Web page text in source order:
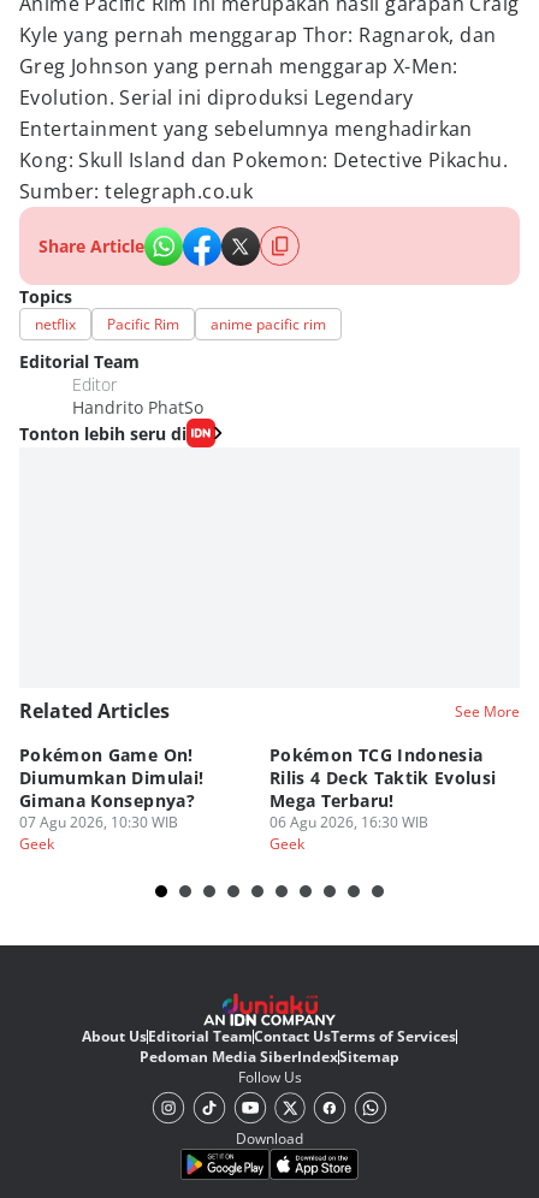
Kyle yang pernah menggarap Thor: Ragnarok, dan
Greg Johnson yang pernah menggarap X-Men:
Evolution. Serial ini diproduksi Legendary
Entertainment yang sebelumnya menghadirkan
Kong: Skull Island dan Pokemon: Detective Pikachu.
Sumber: telegraph.co.uk
Share Article
Topics
netflix Pacific Rim anime pacific rim
Editorial Team
Editor
Handrito PhatSo
Tonton lebih seru di
Related Articles See More
Pokémon Game On!
Diumumkan Dimulai!
Gimana Konsepnya?
07 Agu 2026, 10:30 WIB
Geek
Pokémon TCG Indonesia
Rilis 4 Deck Taktik Evolusi
Mega Terbaru!
06 Agu 2026, 16:30 WIB
Geek
About UsEditorial TeamContact UsTerms of Services
Pedoman Media SiberIndexSitemap
Follow Us
Download